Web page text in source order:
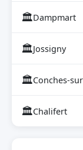
🏛Dampmart
🏛Jossigny
🏛Conches-
🏛Chalifert